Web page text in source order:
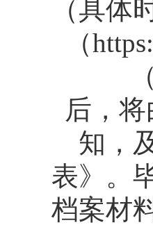
（具
（
（
后，
知，
表》。
档案材